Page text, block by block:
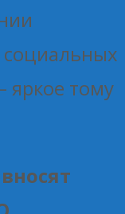
социальных
яркое тому